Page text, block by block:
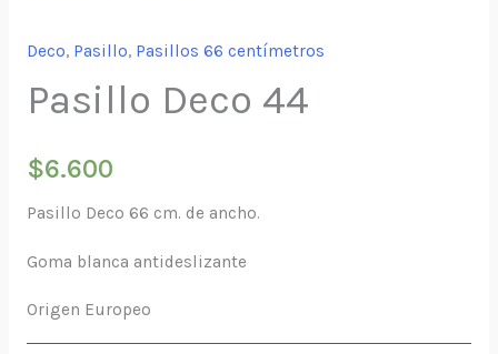
Deco, Pasillo, Pasillos 66 centímetros
Pasillo Deco 44
$6.600
Pasillo Deco 66 cm. de ancho.
Goma blanca antideslizante
Origen Europeo